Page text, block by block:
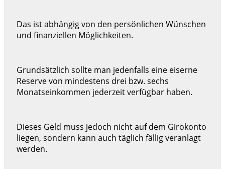
Das ist abhängig von den persönlichen Wünschen
und finanziellen Möglichkeiten.
Grundsätzlich sollte man jedenfalls eine eiserne
Reserve von mindestens drei bzw. sechs
Monatseinkommen jederzeit verfügbar haben.
Dieses Geld muss jedoch nicht auf dem Girokonto
liegen, sondern kann auch täglich fällig veranlagt
werden.